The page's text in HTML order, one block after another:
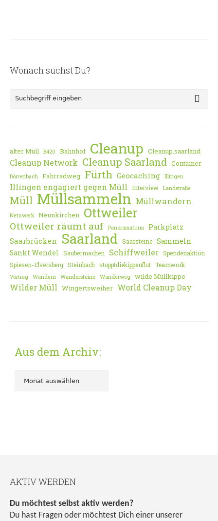
Wonach suchst Du?
alter Müll B420 Bahnhof Cleanup Cleanup.saarland
Cleanup Network Cleanup Saarland Container
Dörrenbach Fahrradweg Fürth Geocaching Illingen
Illingen engagiert gegen Müll Interview Landstraße
Müll Müllsammeln Müllwandern
Netzwerk Neunkirchen Ottweiler
Ottweiler räumt auf Panoramaturm Parkplatz
Saarbrücken Saarland Saarsteine Sammeln
Sankt Wendel
Saubermachen Schiffweiler Spendenaktion
Spiesen-Elversberg Steinbach stopptdiekippenflut Teamwork
Vortrag Wandern Wandersteine Wanderweg wilde Müllkippe
Wilder Müll Wingertsweiher World Cleanup Day
Aus dem Archiv:
AKTIV WERDEN
Du möchtest selbst aktiv werden?
Du hast Fragen oder möchtest Dich einer unserer